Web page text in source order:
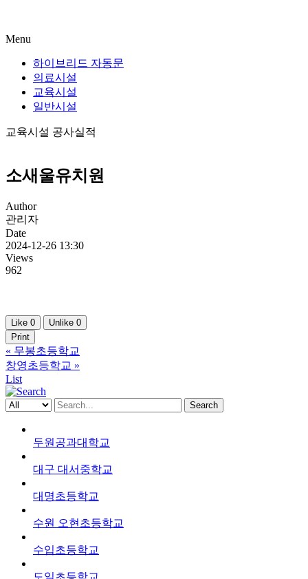
Menu
하이브리드 자동문
의료시설
교육시설
일반시설
교육시설 공사실적
소새울유치원
Author
관리자
Date
2024-12-26 13:30
Views
962
Like 0 Unlike 0
Print
« 무봉초등학교
창영초등학교 »
List
Search
두원공과대학교
대구 대서중학교
대명초등학교
수원 오현초등학교
수입초등학교
도일초등학교